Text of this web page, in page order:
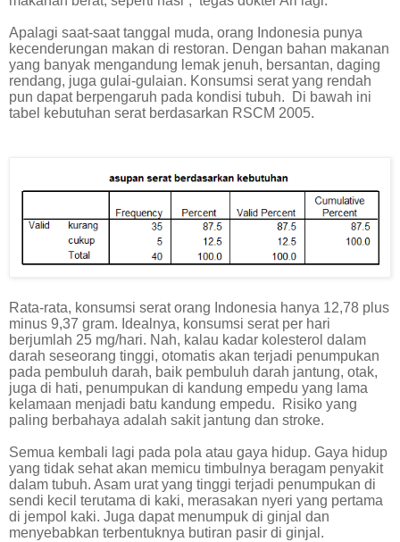
Apalagi saat-saat tanggal muda, orang Indonesia punya
kecenderungan makan di restoran. Dengan bahan makanan
yang banyak mengandung lemak jenuh, bersantan, daging
rendang, juga gulai-gulaian. Konsumsi serat yang rendah
pun dapat berpengaruh pada kondisi tubuh.
Di bawah ini
tabel kebutuhan serat berdasarkan RSCM 2005.
Rata-rata, konsumsi serat orang Indonesia hanya 12,78 plus
minus 9,37 gram. Idealnya, konsumsi serat per hari
berjumlah 25 mg/hari. Nah, kalau kadar kolesterol dalam
darah seseorang tinggi, otomatis akan terjadi penumpukan
pada pembuluh darah, baik pembuluh darah jantung, otak,
juga di hati, penumpukan di kandung empedu yang lama
kelamaan menjadi batu kandung empedu.
Risiko yang
paling berbahaya adalah sakit jantung dan stroke.
Semua kembali lagi pada pola atau gaya hidup. Gaya hidup
yang tidak sehat akan memicu timbulnya beragam penyakit
dalam tubuh. Asam urat yang tinggi terjadi penumpukan di
sendi kecil terutama di kaki, merasakan nyeri yang pertama
di jempol kaki. Juga dapat menumpuk di ginjal dan
menyebabkan terbentuknya butiran pasir di ginjal.